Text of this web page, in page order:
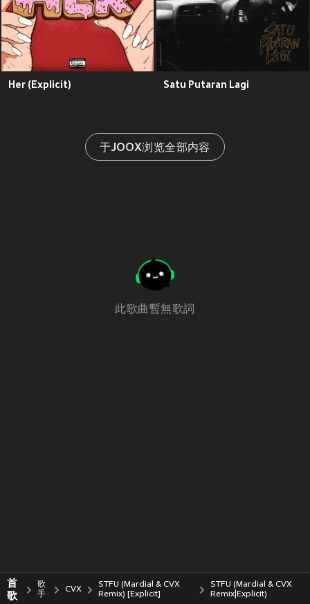
Her (Explicit) Satu Putaran Lagi
于JOOX浏览全部内容
此歌曲暫無歌詞
首
歌
歌
手
CVX
STFU (Mardial & CVX
Remix) [Explicit]
STFU (Mardial & CVX
Remix|Explicit)